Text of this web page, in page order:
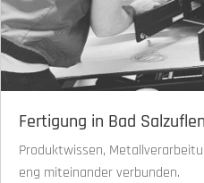
Fertigung in Bad Salzuflen
Produktwissen,
eng miteinander verbunden.